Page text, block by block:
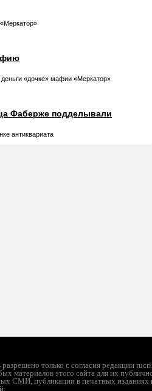
«дочке» мафии «Меркатор»
Фаберже подделывали
антиквариата
только с согласия редакции
материалов этого сайта для их
СМИ, публикации в печатных изданиях